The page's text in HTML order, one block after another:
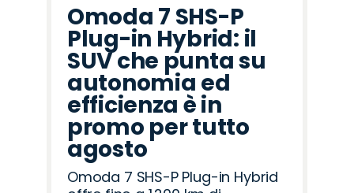
Omoda 7 SHS-P
Plug-in Hybrid: il
SUV che punta su
autonomia ed
efficienza è in
promo per tutto
agosto
Omoda 7 SHS-P Plug-in Hybrid